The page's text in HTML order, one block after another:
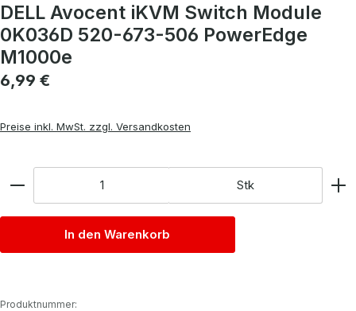
DELL Avocent iKVM Switch Module
0K036D 520-673-506 PowerEdge
M1000e
Regulärer Preis:
6,99 €
Preise inkl. MwSt. zzgl. Versandkosten
Stk
In den Warenkorb
Produktnummer: